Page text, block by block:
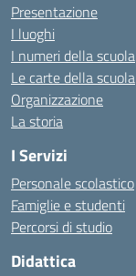
Presentazione
I luoghi
I numeri della scuola
Le carte della scuola
Organizzazione
La storia
I Servizi
Personale scolastico
Famiglie e studenti
Percorsi di studio
Didattica